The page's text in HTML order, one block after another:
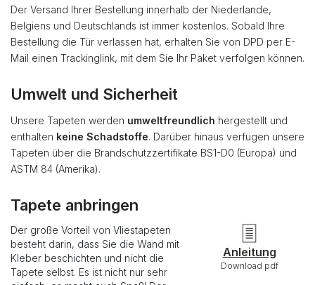
Der Versand Ihrer Bestellung innerhalb der Niederlande,
Belgiens und Deutschlands ist immer kostenlos. Sobald Ihre
Bestellung die Tür verlassen hat, erhalten Sie von DPD per E-
Mail einen Trackinglink, mit dem Sie Ihr Paket verfolgen können.
Umwelt und Sicherheit
Unsere Tapeten werden umweltfreundlich hergestellt und
enthalten keine Schadstoffe. Darüber hinaus verfügen unsere
Tapeten über die Brandschutzzertifikate BS1-D0 (Europa) und
ASTM 84 (Amerika).
Tapete anbringen
Der große Vorteil von Vliestapeten
besteht darin, dass Sie die Wand mit
Kleber beschichten und nicht die
Tapete selbst. Es ist nicht nur sehr
Anleitung
Download pdf